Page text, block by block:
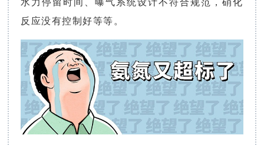
水力停留时间、曝气系统设计不符合规范，硝化
反应没有控制好等等。